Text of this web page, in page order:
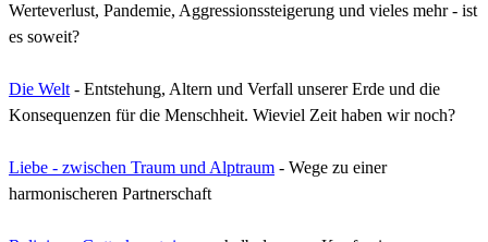
Werteverlust, Pandemie, Aggressionssteigerung und vieles mehr - ist
es soweit?
Die Welt - Entstehung, Altern und Verfall unserer Erde und die
Konsequenzen für die Menschheit. Wieviel Zeit haben wir noch?
Liebe - zwischen Traum und Alptraum - Wege zu einer
harmonischeren Partnerschaft